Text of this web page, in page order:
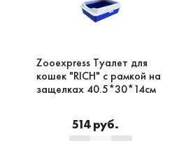
Zooexpress Туалет для
кошек "RICH" с рамкой на
защелках 40.5*30*14см
514 руб.